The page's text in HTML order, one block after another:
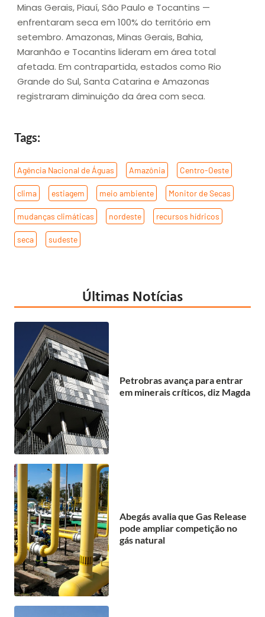
Minas Gerais, Piauí, São Paulo e Tocantins —
enfrentaram seca em 100% do território em
setembro. Amazonas, Minas Gerais, Bahia,
Maranhão e Tocantins lideram em área total
afetada. Em contrapartida, estados como Rio
Grande do Sul, Santa Catarina e Amazonas
registraram diminuição da área com seca.
Tags:
Agência Nacional de Águas Amazônia Centro-Oeste
clima estiagem meio ambiente Monitor de Secas
mudanças climáticas nordeste recursos hídricos
seca sudeste
Últimas Notícias
Petrobras avança para entrar
em minerais críticos, diz Magda
Abegás avalia que Gas Release
pode ampliar competição no
gás natural